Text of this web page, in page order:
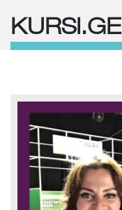
KURSI.GE